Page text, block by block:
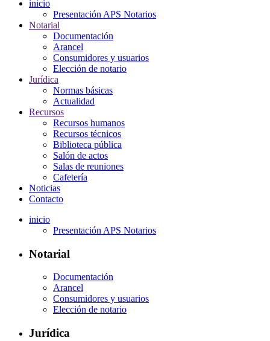
inicio
Presentación APS Notarios
Notarial
Documentación
Arancel
Consumidores y usuarios
Elección de notario
Jurídica
Normas básicas
Actualidad
Recursos
Recursos humanos
Recursos técnicos
Biblioteca pública
Salón de actos
Salas de reuniones
Cafetería
Noticias
Contacto
inicio
Presentación APS Notarios
Notarial
Documentación
Arancel
Consumidores y usuarios
Elección de notario
Jurídica